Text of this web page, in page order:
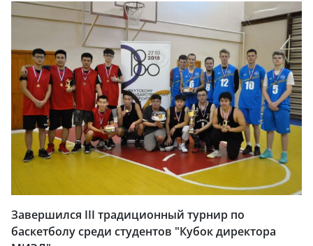
Завершился III традиционный турнир по
баскетболу среди студентов "Кубок директора